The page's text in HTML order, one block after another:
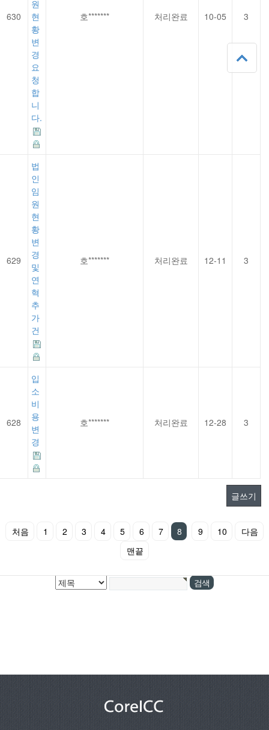
630
원
현
황
변
경
요
청
합
니
다.
호******* 처리완료 10-05 3
629
법
인
임
원
현
황
변
경
및
연
혁
추
가
건
호******* 처리완료 12-11 3
628
입
소
비
용
변
경
호******* 처리완료 12-28 3
글쓰기
처음 1 2 3 4 5 6 7 8 9 10
다음
맨끝